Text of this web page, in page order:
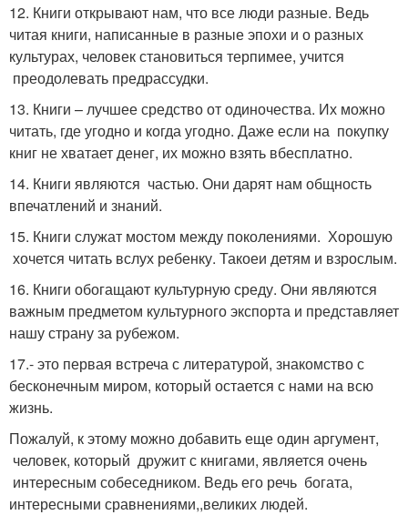
12. Книги открывают нам, что все люди разные. Ведь
читая книги, написанные в разные эпохи и о разных
культурах, человек становиться терпимее, учится
преодолевать предрассудки.
13. Книги – лучшее средство от одиночества. Их можно
читать, где угодно и когда угодно. Даже если на покупку
книг не хватает денег, их можно взять вбесплатно.
14. Книги являются частью. Они дарят нам общность
впечатлений и знаний.
15. Книги служат мостом между поколениями. Хорошую
хочется читать вслух ребенку. Такоеи детям и взрослым.
16. Книги обогащают культурную среду. Они являются
важным предметом культурного экспорта и представляет
нашу страну за рубежом.
17.- это первая встреча с литературой, знакомство с
бесконечным миром, который остается с нами на всю
жизнь.
Пожалуй, к этому можно добавить еще один аргумент,
человек, который дружит с книгами, является очень
интересным собеседником. Ведь его речь богата,
интересными сравнениями,,великих людей.